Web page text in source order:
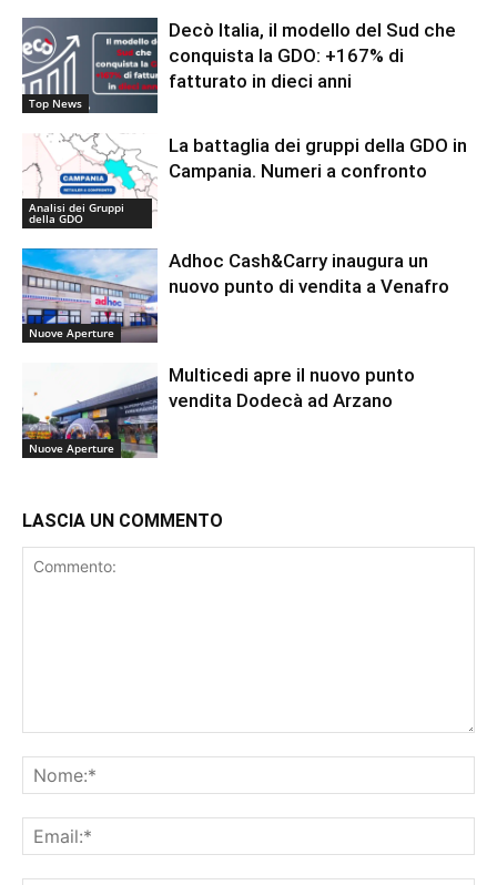
Top News
Decò Italia, il modello del Sud che
conquista la GDO: +167% di
fatturato in dieci anni
Analisi dei Gruppi
della GDO
La battaglia dei gruppi della GDO in
Campania. Numeri a confronto
Nuove Aperture
Adhoc Cash&Carry inaugura un
nuovo punto di vendita a Venafro
Nuove Aperture
Multicedi apre il nuovo punto
vendita Dodecà ad Arzano
LASCIA UN COMMENTO